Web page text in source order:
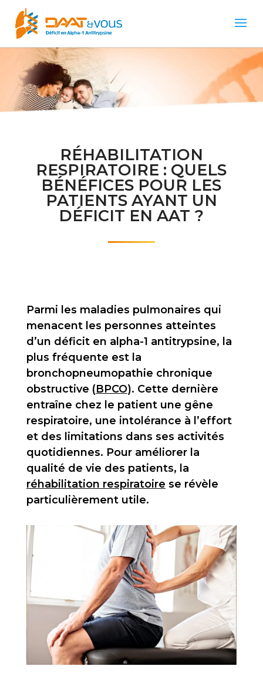
RÉHABILITATION
RESPIRATOIRE : QUELS
BÉNÉFICES POUR LES
PATIENTS AYANT UN
DÉFICIT EN AAT ?
Parmi les maladies pulmonaires qui
menacent les personnes atteintes
d’un déficit en alpha-1 antitrypsine, la
plus fréquente est la
bronchopneumopathie chronique
obstructive (BPCO). Cette dernière
entraîne chez le patient une gêne
respiratoire, une intolérance à l’effort
et des limitations dans ses activités
quotidiennes. Pour améliorer la
qualité de vie des patients, la
réhabilitation respiratoire se révèle
particulièrement utile.